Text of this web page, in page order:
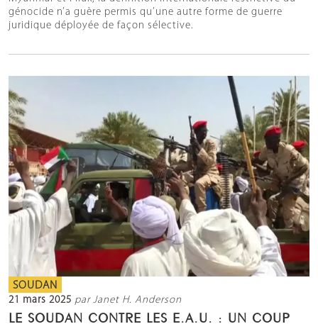
génocide n’a guère permis qu’une autre forme de guerre
juridique déployée de façon sélective.
SOUDAN
21 mars 2025 par Janet H. Anderson
LE SOUDAN CONTRE LES E.A.U. : UN COUP